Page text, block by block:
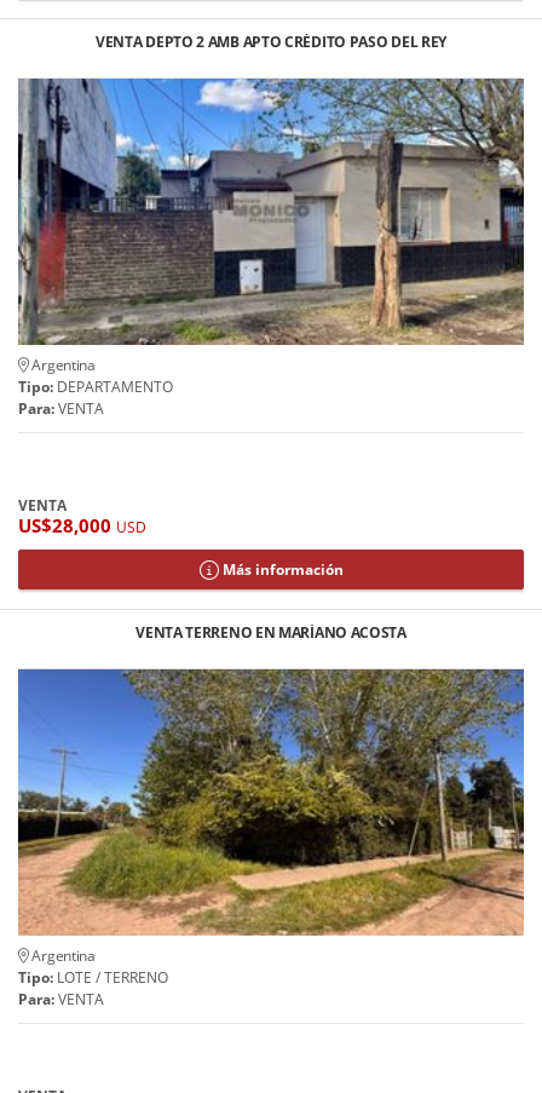
VENTA DEPTO 2 AMB APTO CRÉDITO PASO DEL REY
Argentina
Tipo: DEPARTAMENTO
Para:VENTA
VENTA
US$28,000 USD
Más información
VENTA TERRENO EN MARÍANO ACOSTA
Argentina
Tipo: LOTE / TERRENO
Para:VENTA